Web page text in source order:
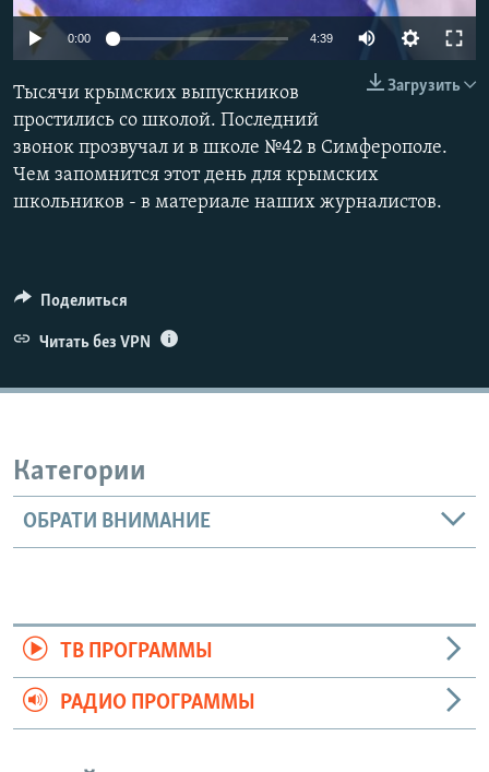
ПОБЕДИТЕЛЕЙ НЕ СУДЯТ?
КРЫМ.НЕПОКОРЕННЫЙ
ELIFBE
ПРИСОЕДИНЯЙТЕСЬ!
Все сайты RFE/RL
0:00 4:39
Загрузить
Тысячи крымских выпускников
простились со школой. Последний
звонок прозвучал и в школе №42 в Симферополе.
Чем запомнится этот день для крымских
школьников - в материале наших журналистов.
Поделиться
Читать без VPN
Категории
ОБРАТИ ВНИМАНИЕ
ТВ ПРОГРАММЫ
РАДИО ПРОГРАММЫ